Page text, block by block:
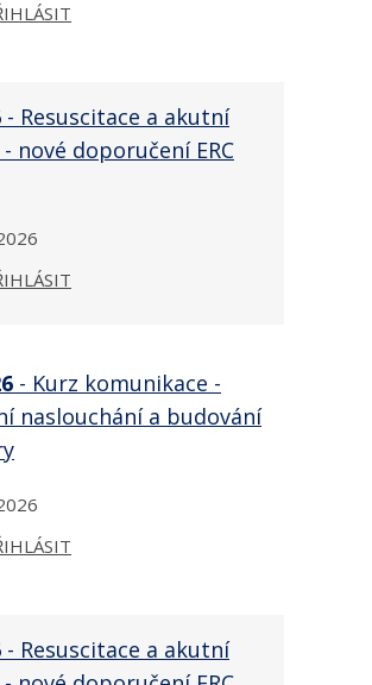
- Resuscitace a akutní
nové doporučení ERC
- Kurz komunikace -
naslouchání a budování
- Resuscitace a akutní